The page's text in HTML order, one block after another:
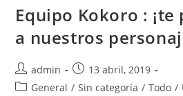
Equipo Kokoro :
a nuestros
admin
13 abril, 2019
General / Sin categoría / Todo /